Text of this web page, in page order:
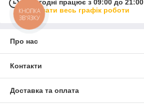
Сьогодні працює з 09:00 до 21:00
Показати весь графік роботи
Про нас
Контакти
Доставка та оплата
КНОПКА
ЗВ'ЯЗКУ